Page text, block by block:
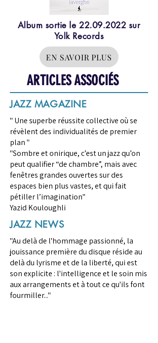
Album sortie le 22.09.2022 sur
Yolk Records
EN SAVOIR PLUS
ARTICLES ASSOCIÉS
JAZZ MAGAZINE
" Une superbe réussite collective où se
révèlent des individualités de premier
plan "
"Sombre et onirique, c’est un jazz qu’on
peut qualifier “de chambre”, mais avec
fenêtres grandes ouvertes sur des
espaces bien plus vastes, et qui fait
pétiller l’imagination"
Yazid Kouloughli
JAZZ NEWS
"Au delà de l'hommage passionné, la
jouissance première du disque réside au
delà du lyrisme et de la liberté, qui est
son explicite : l'intelligence et le soin mis
aux arrangements et à tout ce qu'ils font
fourmiller..."